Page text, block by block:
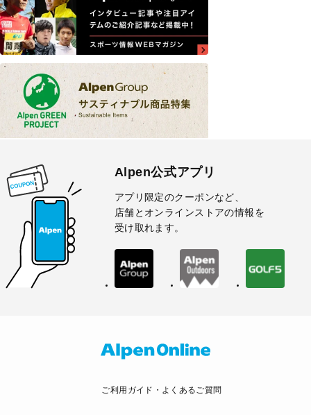
Alpen公式アプリ
アプリ限定のクーポンなど、
店舗とオンラインストアの情報を
受け取れます。
ご利用ガイド・よくあるご質問